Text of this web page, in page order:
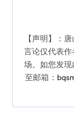
【声明】：
言论仅代表
场。如您发
至邮箱：